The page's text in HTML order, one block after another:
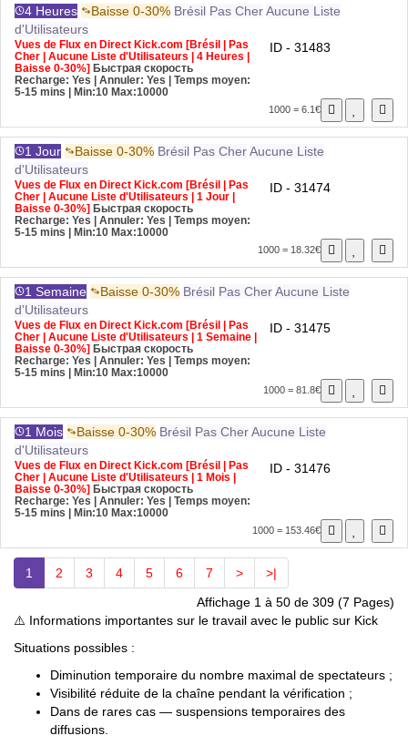
4 Heures Baisse 0-30% Brésil Pas CherAucune Liste
d'Utilisateurs
Vues de Flux en Direct Kick.com [Brésil | Pas
Cher | Aucune Liste d'Utilisateurs | 4 Heures |
Baisse 0-30%] Быстрая скорость
Recharge: Yes | Annuler: Yes | Temps moyen:
5-15 mins
| Min:10 Max:10000
ID - 31483
1000 = 6.1€
1 Jour Baisse 0-30% Brésil Pas CherAucune Liste
d'Utilisateurs
Vues de Flux en Direct Kick.com [Brésil | Pas
Cher | Aucune Liste d'Utilisateurs | 1 Jour |
Baisse 0-30%] Быстрая скорость
Recharge: Yes | Annuler: Yes | Temps moyen:
5-15 mins
| Min:10 Max:10000
ID - 31474
1000 = 18.32€
1 Semaine Baisse 0-30% Brésil Pas CherAucune Liste
d'Utilisateurs
Vues de Flux en Direct Kick.com [Brésil | Pas
Cher | Aucune Liste d'Utilisateurs | 1 Semaine |
Baisse 0-30%] Быстрая скорость
Recharge: Yes | Annuler: Yes | Temps moyen:
5-15 mins
| Min:10 Max:10000
ID - 31475
1000 = 81.8€
1 Mois Baisse 0-30% Brésil Pas CherAucune Liste
d'Utilisateurs
Vues de Flux en Direct Kick.com [Brésil | Pas
Cher | Aucune Liste d'Utilisateurs | 1 Mois |
Baisse 0-30%] Быстрая скорость
Recharge: Yes | Annuler: Yes | Temps moyen:
5-15 mins
| Min:10 Max:10000
ID - 31476
1000 = 153.46€
1 2 3 4 5 6 7 >
>|
Affichage 1 à 50 de 309 (7 Pages)
⚠️ Informations importantes sur le travail avec le public sur Kick
Situations possibles :
Diminution temporaire du nombre maximal de spectateurs ;
Visibilité réduite de la chaîne pendant la vérification ;
Dans de rares cas — suspensions temporaires des
diffusions.